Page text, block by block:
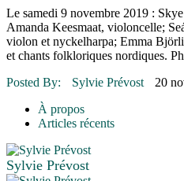
16 juillet 2026 | CULTURE
16 juillet 2026 |
16 juillet 2026 |
16 juillet 2026
Le samedi 9 novembre 2019 :
Amanda Keesmaat, violoncelle;
violon et nyckelharpa; Emma
et chants folkloriques nordiques.
Posted By:
Sylvie Prévost
20
À propos
Articles récents
Sylvie Prévost